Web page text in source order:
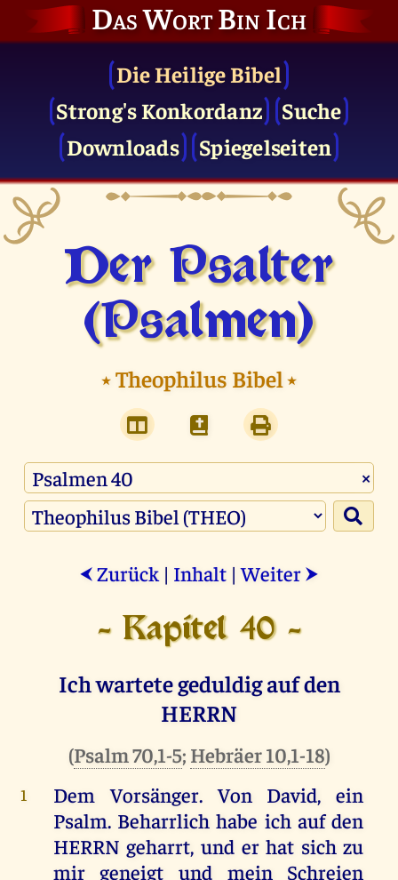
Das Wort Bin Ich
Die Heilige Bibel
Strong's Konkordanz
Suche
Downloads
Spiegelseiten
Der Psalter
(Psalmen)
⭑Theophilus Bibel⭑
×
⮜ Zurück | Inhalt |Weiter ⮞
- Kapitel 40 -
Ich wartete geduldig auf den
HERRN
(Psalm 70,1-5; Hebräer 10,1-18)
1 Dem Vorsänger.Von David,ein
Psalm. Beharrlichhabe ich auf den
HERRN geharrt, und er hat sich zu
mir geneigt und mein
Schreien